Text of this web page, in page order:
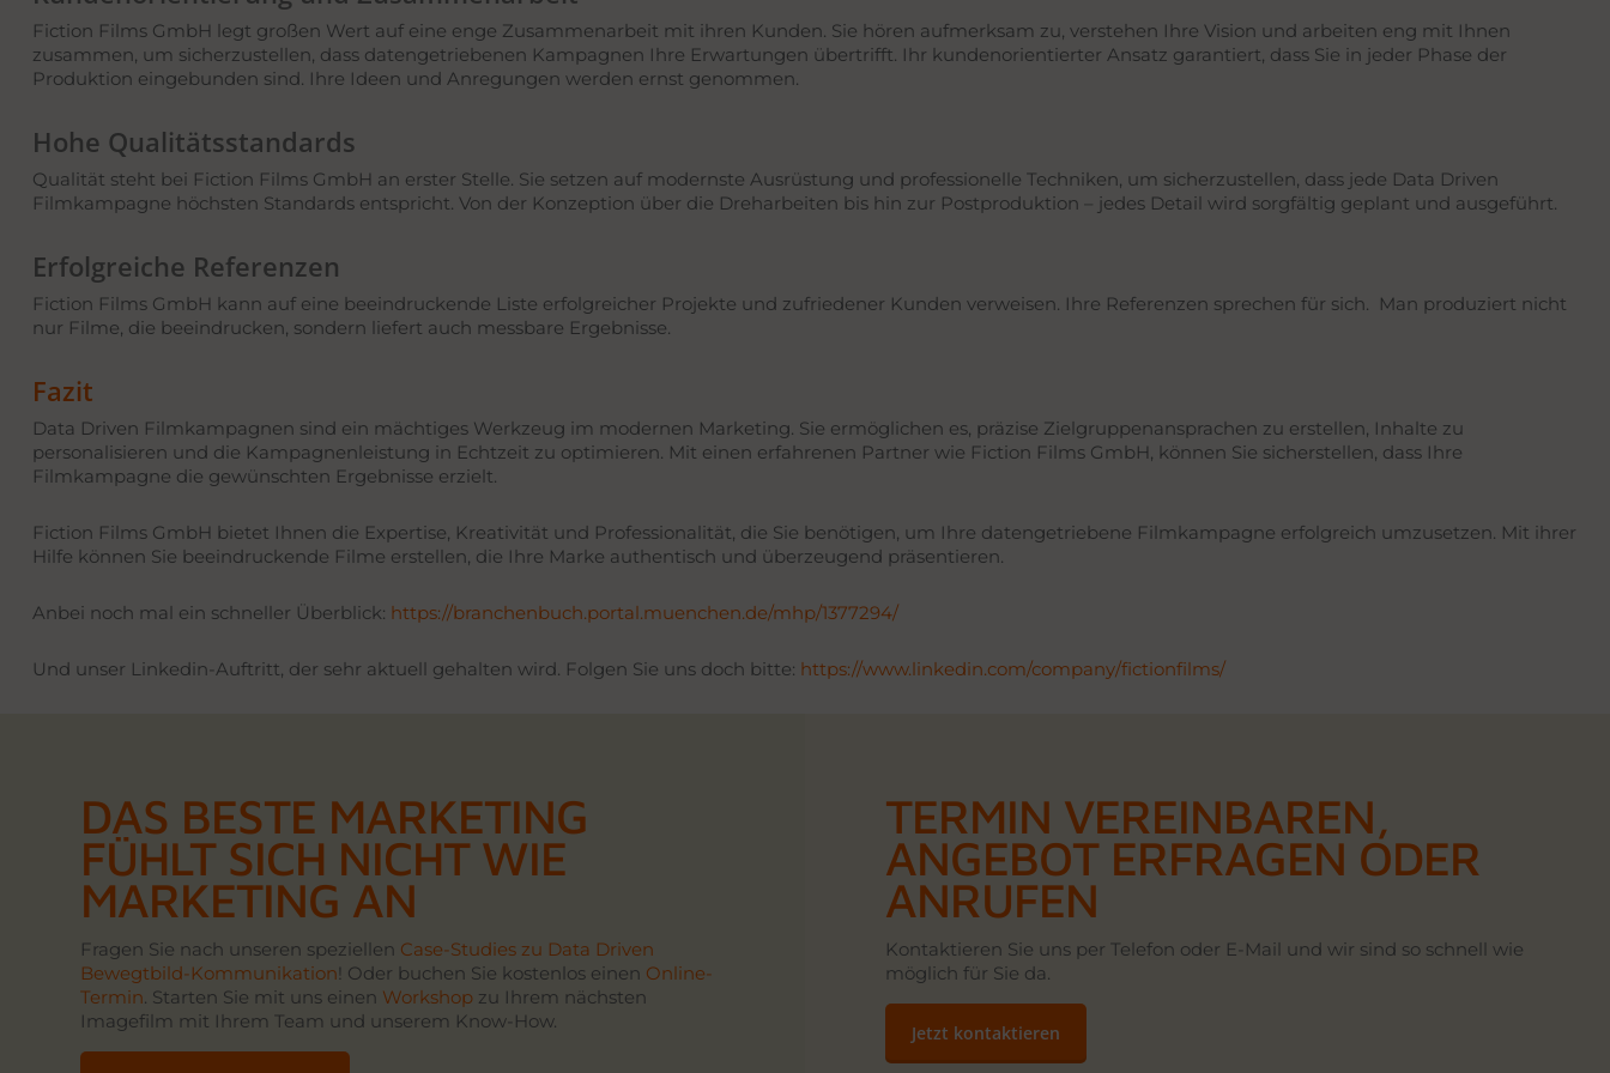
Fiction Films GmbH legt großen Wert auf eine enge Zusammenarbeit mit ihren Kunden. Sie hören aufmerksam zu, verstehen Ihre Vision und arbeiten eng mit Ihnen
zusammen, um sicherzustellen, dass datengetriebenen Kampagnen Ihre Erwartungen übertrifft. Ihr kundenorientierter Ansatz garantiert, dass Sie in jeder Phase der
Produktion eingebunden sind. Ihre Ideen und Anregungen werden ernst genommen.
Hohe Qualitätsstandards
Qualität steht bei Fiction Films GmbH an erster Stelle. Sie setzen auf modernste Ausrüstung und professionelle Techniken, um sicherzustellen, dass jede Data Driven
Filmkampagne höchsten Standards entspricht. Von der Konzeption über die Dreharbeiten bis hin zur Postproduktion – jedes Detail wird sorgfältig geplant und ausgeführt.
Erfolgreiche Referenzen
Fiction Films GmbH kann auf eine beeindruckende Liste erfolgreicher Projekte und zufriedener Kunden verweisen. Ihre Referenzen sprechen für sich. Man produziert nicht
nur Filme, die beeindrucken, sondern liefert auch messbare Ergebnisse.
Fazit
Data Driven Filmkampagnen sind ein mächtiges Werkzeug im modernen Marketing. Sie ermöglichen es, präzise Zielgruppenansprachen zu erstellen, Inhalte zu
personalisieren und die Kampagnenleistung in Echtzeit zu optimieren. Mit einen erfahrenen Partner wie Fiction Films GmbH, können Sie sicherstellen, dass Ihre
Filmkampagne die gewünschten Ergebnisse erzielt.
Fiction Films GmbH bietet Ihnen die Expertise, Kreativität und Professionalität, die Sie benötigen, um Ihre datengetriebene Filmkampagne erfolgreich umzusetzen. Mit ihrer
Hilfe können Sie beeindruckende Filme erstellen, die Ihre Marke authentisch und überzeugend präsentieren.
Anbei noch mal ein schneller Überblick: https://branchenbuch.portal.muenchen.de/mhp/1377294/
Und unser Linkedin-Auftritt, der sehr aktuell gehalten wird. Folgen Sie uns doch bitte: https://www.linkedin.com/company/fictionfilms/
DAS BESTE MARKETING
FÜHLT SICH NICHT WIE
MARKETING AN
Fragen Sie nach unseren speziellen Case-Studies zu Data Driven
Bewegtbild-Kommunikation! Oder buchen Sie kostenlos einen Online-
Termin. Starten Sie mit uns einen Workshop zu Ihrem nächsten
Imagefilm mit Ihrem Team und unserem Know-How.
TERMIN VEREINBAREN,
ANGEBOT ERFRAGEN ODER
ANRUFEN
Kontaktieren Sie uns per Telefon oder E-Mail und wir sind so schnell wie
möglich für Sie da.
Jetzt kontaktieren